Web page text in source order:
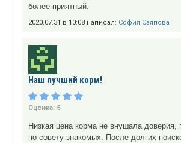
более приятный.
2020.07.31 в 10:08 написал: София Саяпова
Наш лучший корм!
Оценка: 5
Низкая цена корма не внушала доверия,
по совету знакомых. После долгих